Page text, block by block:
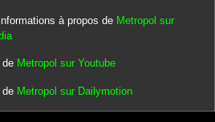
à propos de Metropol sur
de Metropol sur Youtube
de Metropol sur Dailymotion